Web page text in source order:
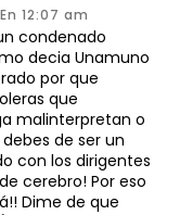
12:07 am
condenado
decia Unamuno
por que
que
malinterpretan o
de ser un
con los dirigentes
cerebro! Por eso
Dime de que